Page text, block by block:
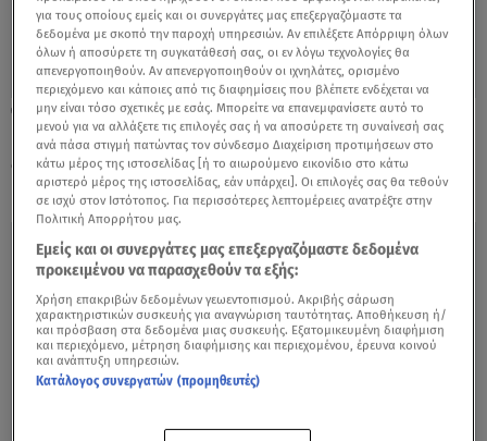
19.11.22, 15:55
Εκτός αποψινού J2US ένα από τα
δημοφιλέστερα ζευγάρια - Τι συνέβη;
για τους οποίους εμείς και οι συνεργάτες μας επεξεργαζόμαστε τα
δεδομένα με σκοπό την παροχή υπηρεσιών. Αν επιλέξετε Απόρριψη όλων
όλων ή αποσύρετε τη συγκατάθεσή σας, οι εν λόγω τεχνολογίες θα
απενεργοποιηθούν. Αν απενεργοποιηθούν οι ιχνηλάτες, ορισμένο
περιεχόμενο και κάποιες από τις διαφημίσεις που βλέπετε ενδέχεται να
μην είναι τόσο σχετικές με εσάς. Μπορείτε να επανεμφανίσετε αυτό το
μενού για να αλλάξετε τις επιλογές σας ή να αποσύρετε τη συναίνεσή σας
ανά πάσα στιγμή πατώντας τον σύνδεσμο Διαχείριση προτιμήσεων στο
κάτω μέρος της ιστοσελίδας [ή το αιωρούμενο εικονίδιο στο κάτω
αριστερό μέρος της ιστοσελίδας, εάν υπάρχει]. Οι επιλογές σας θα τεθούν
σε ισχύ στον Ιστότοπος. Για περισσότερες λεπτομέρειες ανατρέξτε στην
Πολιτική Απορρήτου μας.
Εμείς και οι συνεργάτες μας επεξεργαζόμαστε δεδομένα
προκειμένου να παρασχεθούν τα εξής:
Χρήση επακριβών δεδομένων γεωεντοπισμού. Ακριβής σάρωση
χαρακτηριστικών συσκευής για αναγνώριση ταυτότητας. Αποθήκευση ή/
και πρόσβαση στα δεδομένα μιας συσκευής. Εξατομικευμένη διαφήμιση
και περιεχόμενο, μέτρηση διαφήμισης και περιεχομένου, έρευνα κοινού
και ανάπτυξη υπηρεσιών.
Κατάλογος συνεργατών (προμηθευτές)